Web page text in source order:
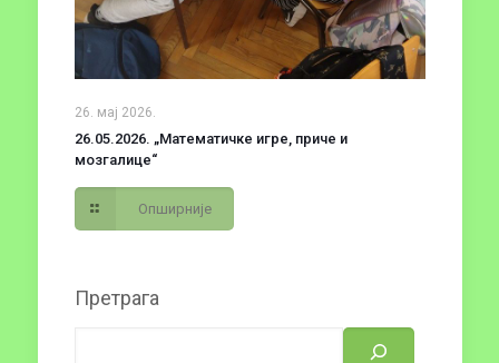
26. мај 2026.
26.05.2026. „Математичке игре, приче и
мозгалице“
Опширније
Претрага